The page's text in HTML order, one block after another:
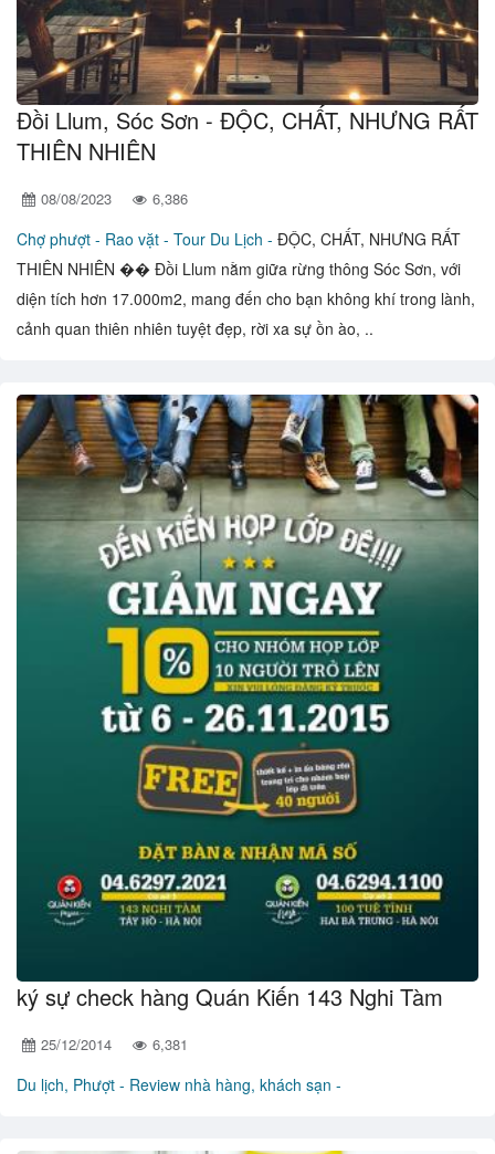
Đồi Llum, Sóc Sơn - ĐỘC, CHẤT, NHƯNG RẤT
THIÊN NHIÊN
08/08/2023 6,386
Chợ phượt - Rao vặt - Tour Du Lịch - ĐỘC, CHẤT, NHƯNG RẤT
THIÊN NHIÊN �� Đồi Llum nằm giữa rừng thông Sóc Sơn, với
diện tích hơn 17.000m2, mang đến cho bạn không khí trong lành,
cảnh quan thiên nhiên tuyệt đẹp, rời xa sự ồn ào, ..
ký sự check hàng Quán Kiến 143 Nghi Tàm
25/12/2014 6,381
Du lịch, Phượt - Review nhà hàng, khách sạn -